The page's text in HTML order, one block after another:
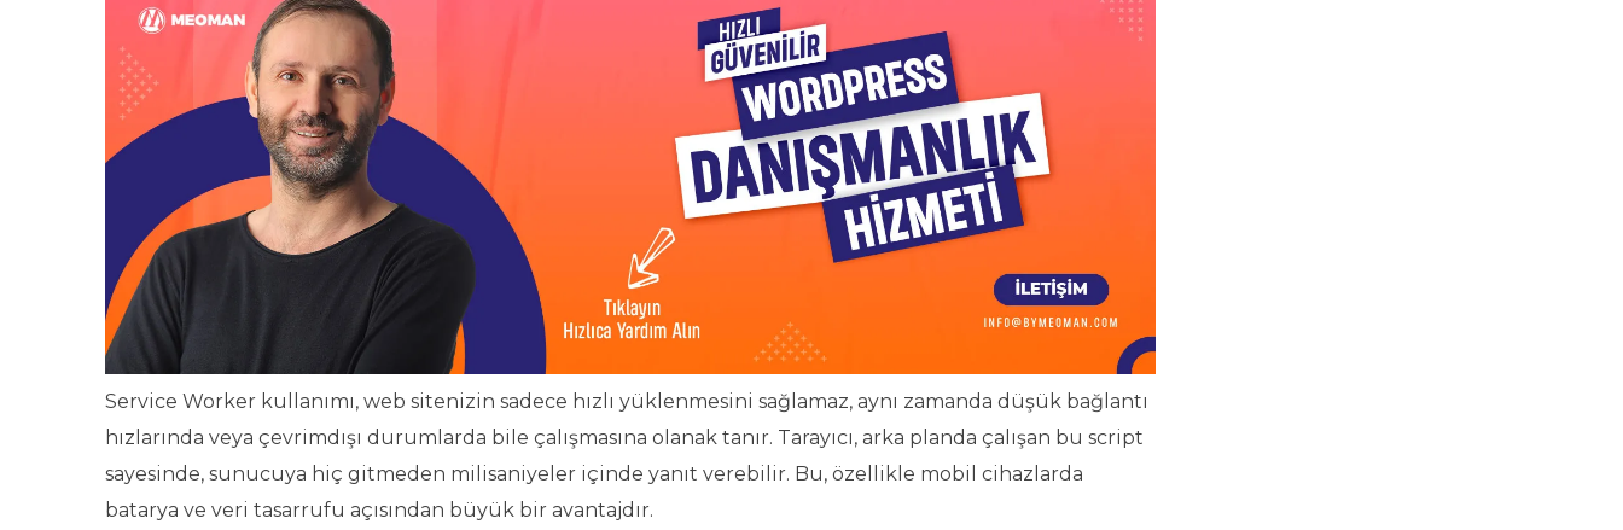
Service Worker kullanımı, web sitenizin sadece hızlı yüklenmesini sağlamaz, aynı zamanda düşük bağlantı
hızlarında veya çevrimdışı durumlarda bile çalışmasına olanak tanır. Tarayıcı, arka planda çalışan bu script
sayesinde, sunucuya hiç gitmeden milisaniyeler içinde yanıt verebilir. Bu, özellikle mobil cihazlarda
batarya ve veri tasarrufu açısından büyük bir avantajdır.